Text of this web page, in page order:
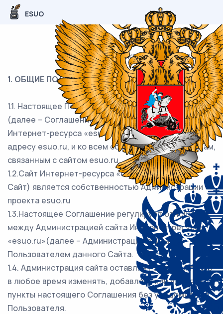
ESUO
г. Москва «01» января 2023г.
1. ОБЩИЕ ПОЛОЖЕНИЯ
1.1. Настоящее Пользовательское соглашение
(далее – Соглашение) относится к сайту
Интернет-ресурса «esuo.ru», расположенному по
адресу esuo.ru, и ко всем соответствующим сайтам,
связанным с сайтом esuo.ru
1.2.Сайт Интернет-ресурса «esuo.ru» (далее –
Сайт) является собственностью Администрации
проекта esuo.ru
1.3.Настоящее Соглашение регулирует отношения
между Администрацией сайта Интернет-ресурса
«esuo.ru»(далее – Администрация сайта) и
Пользователем данного Сайта.
1.4. Администрация сайта оставляет за собой право
в любое время изменять, добавлять или удалять
пункты настоящего Соглашения без уведомления
Пользователя.